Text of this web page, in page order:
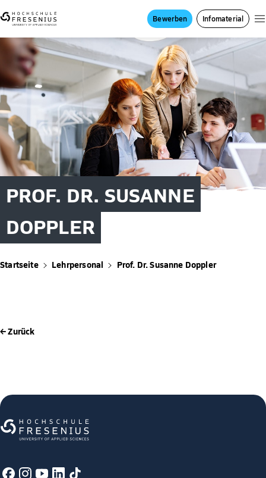
Bewerben Infomaterial
PROF. DR. SUSANNE
DOPPLER
Startseite Lehrpersonal Prof. Dr. Susanne Doppler
← Zurück